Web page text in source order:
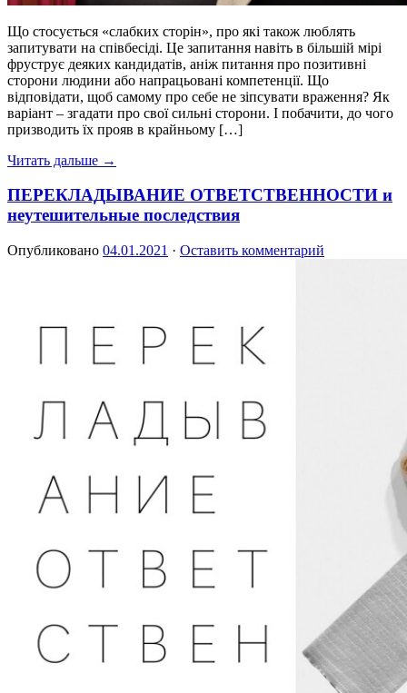
Що стосується «слабких сторін», про які також люблять
запитувати на співбесіді. Це запитання навіть в більшій мірі
фруструє деяких кандидатів, аніж питання про позитивні
сторони людини або напрацьовані компетенції. Що
відповідати, щоб самому про себе не зіпсувати враження? Як
варіант – згадати про свої сильні сторони. І побачити, до чого
призводить їх прояв в крайньому […]
Читать дальше →
ПЕРЕКЛАДЫВАНИЕ ОТВЕТСТВЕННОСТИ и
неутешительные последствия
Опубликовано 04.01.2021 · Оставить комментарий